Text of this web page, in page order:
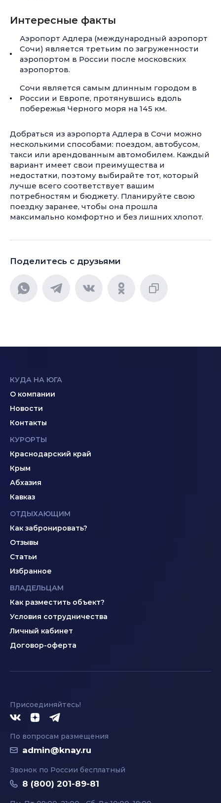
Интересные факты
Аэропорт Адлера (международный аэропорт
Сочи) является третьим по загруженности
аэропортом в России после московских
аэропортов.
Сочи является самым длинным городом в
России и Европе, протянувшись вдоль
побережья Черного моря на 145 км.
Добраться из аэропорта Адлера в Сочи можно
несколькими способами: поездом, автобусом,
такси или арендованным автомобилем. Каждый
вариант имеет свои преимущества и
недостатки, поэтому выбирайте тот, который
лучше всего соответствует вашим
потребностям и бюджету. Планируйте свою
поездку заранее, чтобы она прошла
максимально комфортно и без лишних хлопот.
Поделитесь с друзьями
КУДА НА ЮГА
О компании
Новости
Контакты
КУРОРТЫ
Краснодарский край
Крым
Абхазия
Кавказ
ОТДЫХАЮЩИМ
Как забронировать?
Отзывы
Статьи
Избранное
ВЛАДЕЛЬЦАМ
Как разместить объект?
Условия сотрудничества
Личный кабинет
Договор-оферта
Присоединяйтесь!
По вопросам размещения
admin@knay.ru
Звонок по России бесплатный
8 (800) 201-89-81